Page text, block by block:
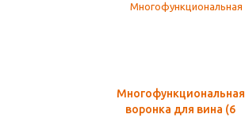
Многофункциональная
воронка для вина (6